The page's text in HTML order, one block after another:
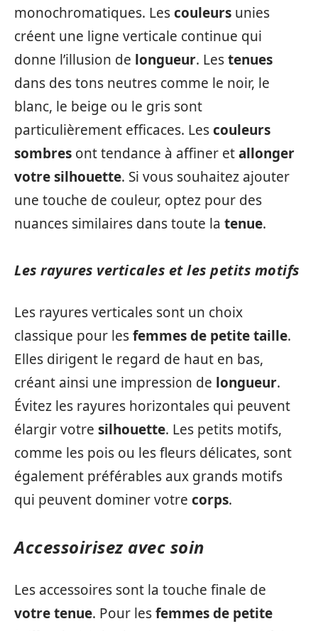
monochromatiques. Lescouleurs unies
créent une ligne verticale continue qui
donne l’illusion de longueur. Lestenues
dans des tons neutres comme le noir, le
blanc, le beige ou le gris sont
particulièrement efficaces. Lescouleurs
sombres ont tendance à affiner etallonger
votre silhouette. Si vous souhaitez ajouter
une touche de couleur, optez pour des
nuances similaires dans toute la tenue.
Les rayures verticales et les petits motifs
Les rayures verticales sont un choix
classique pour lesfemmes de petite taille.
Elles dirigent le regard de haut en bas,
créant ainsi une impression de longueur.
Évitez les rayures horizontales qui peuvent
élargir votre silhouette. Les petits motifs,
comme les pois ou les fleurs délicates, sont
également préférables aux grands motifs
qui peuvent dominer votre corps.
Accessoirisez avec soin
Les accessoires sont la touche finale de
votre tenue. Pour lesfemmes de petite